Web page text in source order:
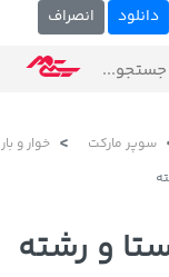
دانلود انصراف
سوپر مارکت
خوار و بار
و رشته